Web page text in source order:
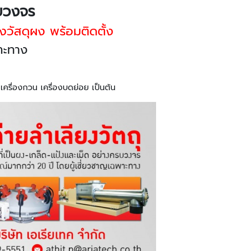
งจร
งวัสดุผง พร้อมติดตั้ง
ทาง
ครื่องกวน เครื่องบดย่อย เป็นต้น